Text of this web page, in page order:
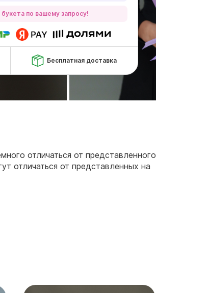
по вашему запросу!
Бесплатная доставка
отличаться от представленного
отличаться от представленных на